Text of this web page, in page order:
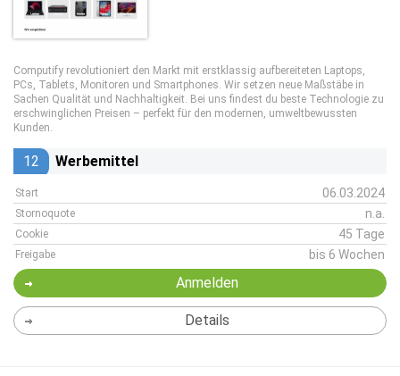
Computify revolutioniert den Markt mit erstklassig aufbereiteten Laptops,
PCs, Tablets, Monitoren und Smartphones. Wir setzen neue Maßstäbe in
Sachen Qualität und Nachhaltigkeit. Bei uns findest du beste Technologie zu
erschwinglichen Preisen – perfekt für den modernen, umweltbewussten
Kunden.
12 Werbemittel
Start 06.03.2024
Stornoquote n.a.
Cookie 45 Tage
Freigabe bis 6 Wochen
Anmelden
Details